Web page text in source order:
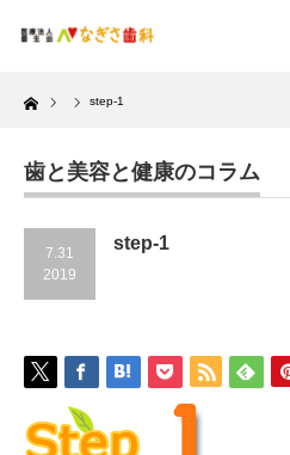
Home step-1
歯と美容と健康のコラム
7.31
2019
step-1